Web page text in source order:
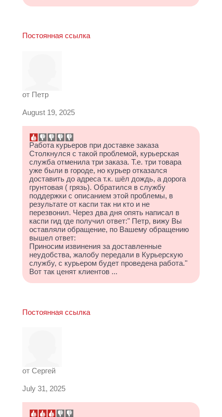
Постоянная ссылка
от Петр
August 19, 2025
Работа курьеров при доставке заказа
Столкнулся с такой проблемой, курьерская
служба отменила три заказа. Т.е. три товара
уже были в городе, но курьер отказался
доставить до адреса т.к. шёл дождь, а дорога
грунтовая ( грязь). Обратился в службу
поддержки с описанием этой проблемы, в
результате от каспи так ни кто и не
перезвонил. Через два дня опять написал в
каспи гид где получил ответ:" Петр, вижу Вы
оставляли обращение, по Вашему обращению
вышел ответ:
Приносим извинения за доставленные
неудобства, жалобу передали в Курьерскую
службу, с курьером будет проведена работа."
Вот так ценят клиентов ...
Постоянная ссылка
от Сергей
July 31, 2025